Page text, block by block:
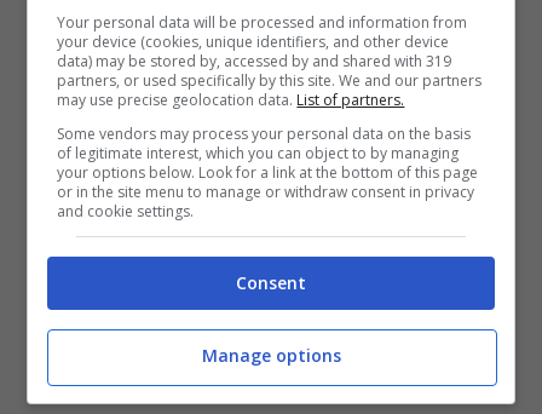
Sei sempre stata tu
Ora so che il mio cuore non era soddisfatto,
soddisfatto
Sei sempre stata tu
Mi sono svegliato oscillando da un albero
Con una sensazione diversa
Sei sempre stata tu
Anche se non l’ho capito per tutto questo
Your personal data will be processed and information from
your device (cookies, unique identifiers, and other device
data) may be stored by, accessed by and shared with 319
partners, or used specifically by this site. We and our partners
may use precise geolocation data. List of partners.
Some vendors may process your personal data on the basis
of legitimate interest, which you can object to by managing
your options below. Look for a link at the bottom of this page
or in the site menu to manage or withdraw consent in privacy
and cookie settings.
Consent
Manage options